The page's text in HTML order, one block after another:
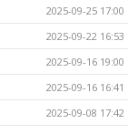
2025-09-25 17:00
2025-09-22 16:53
2025-09-16 19:00
2025-09-16 16:41
2025-09-08 17:42